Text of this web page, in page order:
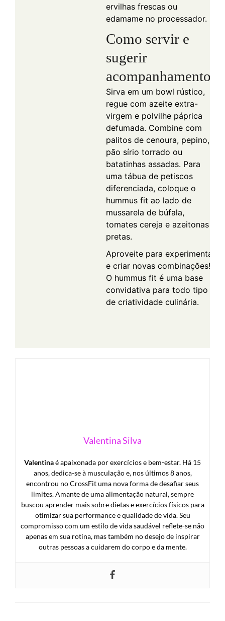
ervilhas frescas ou
edamame no processador.
Como servir e
sugerir
acompanhamentos
Sirva em um bowl rústico,
regue com azeite extra-
virgem e polvilhe páprica
defumada. Combine com
palitos de cenoura, pepino,
pão sírio torrado ou
batatinhas assadas. Para
uma tábua de petiscos
diferenciada, coloque o
hummus fit ao lado de
mussarela de búfala,
tomates cereja e azeitonas
pretas.
Aproveite para experimentar
e criar novas combinações!
O hummus fit é uma base
convidativa para todo tipo
de criatividade culinária.
Valentina Silva
Valentinaé apaixonada por exercícios e bem-estar. Há 15
anos, dedica-se à musculação e, nos últimos 8 anos,
encontrou no CrossFit uma nova forma de desafiar seus
limites. Amante de uma alimentação natural, sempre
buscou aprender mais sobre dietas e exercícios físicos para
otimizar sua performance e qualidade de vida. Seu
compromisso com um estilo de vida saudável reflete-se não
apenas em sua rotina, mas também no desejo de inspirar
outras pessoas a cuidarem do corpo e da mente.